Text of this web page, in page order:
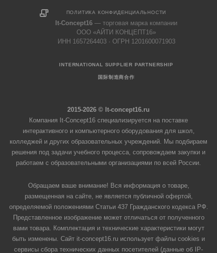
ПОЛИТИКА КОНФИДЕНЦИАЛЬНОСТИ
It-Concept16 — торговая марка компании
ООО «АЙТИ КОНЦЕПТ16»
ИНН 1657264403 · ОГРН 1201600071903
INTERNATIONAL SUPPLIER PARTNERSHIP
国际制造商合作
2015-2026 © It-concept16.ru
Компания It-Concept16 специализируется на поставке
интерактивного и компьютерного оборудования для школ,
колледжей и других образовательных учреждений. Мы подбираем
решения под задачи учебного процесса, сопровождаем закупки и
работаем с образовательными организациями по всей России.
Обращаем ваше внимание! Вся информация о товаре,
размещенная на сайте, не является публичной офертой,
определяемой положениями Статьи 437 Гражданского кодекса РФ.
Представленное изображение может отличаться от полученного
вами товара. Комплектация и технические характеристики могут
быть изменены. Сайт it-concept16.ru использует файлы cookies и
сервисы сбора технических данных посетителей (данные об IP-